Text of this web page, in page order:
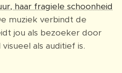
haar fragiele schoonheid
muziek verbindt de
jou als bezoeker door
als auditief is.